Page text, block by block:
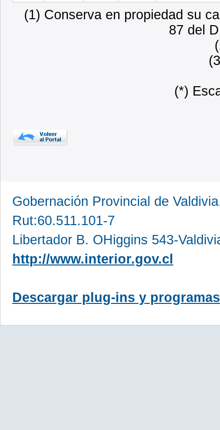
(1) Conserva en propiedad su
87 del
(*)
Gobernación Provincial de
Rut:60.511.101-7
Libertador B. OHiggins 543-
http://www.interior.gov.cl
Descargar plug-ins y